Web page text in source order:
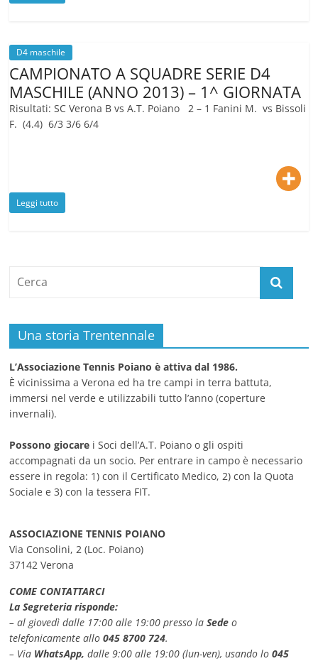
D4 maschile
CAMPIONATO A SQUADRE SERIE D4
MASCHILE (ANNO 2013) – 1^ GIORNATA
Risultati: SC Verona B vs A.T. Poiano 2 – 1 Fanini M. vs Bissoli
F. (4.4) 6/3 3/6 6/4
Leggi tutto
Una storia Trentennale
L’Associazione Tennis Poiano è attiva dal 1986.
È vicinissima a Verona ed ha tre campi in terra battuta,
immersi nel verde e utilizzabili tutto l’anno (coperture
invernali).
Possono giocare i Soci dell’A.T. Poiano o gli ospiti
accompagnati da un socio. Per entrare in campo è necessario
essere in regola: 1) con il Certificato Medico, 2) con la Quota
Sociale e 3) con la tessera FIT.
ASSOCIAZIONE TENNIS POIANO
Via Consolini, 2 (Loc. Poiano)
37142 Verona
COME CONTATTARCI
La Segreteria risponde:
– al giovedì dalle 17:00 alle 19:00 presso laSede o
telefonicamente allo045 8700 724.
– Via WhatsApp, dalle 9:00 alle 19:00 (lun-ven), usando lo045